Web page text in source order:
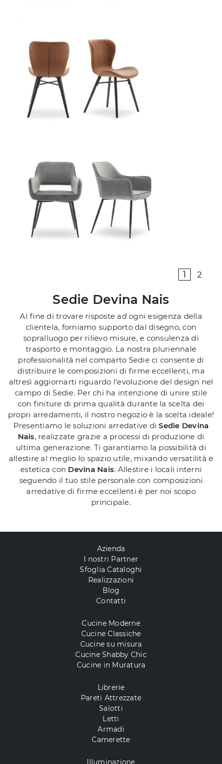
1 2
Sedie Devina Nais
Al fine di trovare risposte ad ogni esigenza della
clientela, forniamo supporto dal disegno, con
sopralluogo per rilievo misure, e consulenza di
trasporto e montaggio. La nostra pluriennale
professionalità nel comparto Sedie ci consente di
distribuire le composizioni di firme eccellenti, ma
altresì aggiornarti riguardo l'evoluzione del design nel
campo di Sedie. Per chi ha intenzione di unire stile
con finiture di prima qualità durante la scelta dei
propri arredamenti, il nostro negozio è la scelta ideale!
Presentiamo le soluzioni arredative diSedie Devina
Nais, realizzate grazie a processi di produzione di
ultima generazione. Ti garantiamo la possibilità di
allestire al meglio lo spazio utile, mixando versatilità e
estetica con Devina Nais. Allestire i locali interni
seguendo il tuo stile personale con composizioni
arredative di firme eccellenti è per noi scopo
principale.
Azienda
I nostri Partner
Sfoglia Cataloghi
Realizzazioni
Blog
Contatti
Cucine Moderne
Cucine Classiche
Cucine su misura
Cucine Shabby Chic
Cucine in Muratura
Librerie
Pareti Attrezzate
Salotti
Letti
Armadi
Camerette
Illuminazione